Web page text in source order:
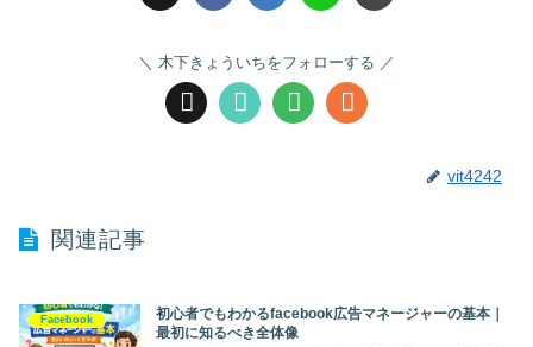
木下きょういちをフォローする
vit4242
関連記事
Facebook
初心者でもわかるfacebook広告マネージャーの基本｜
最初に知るべき全体像